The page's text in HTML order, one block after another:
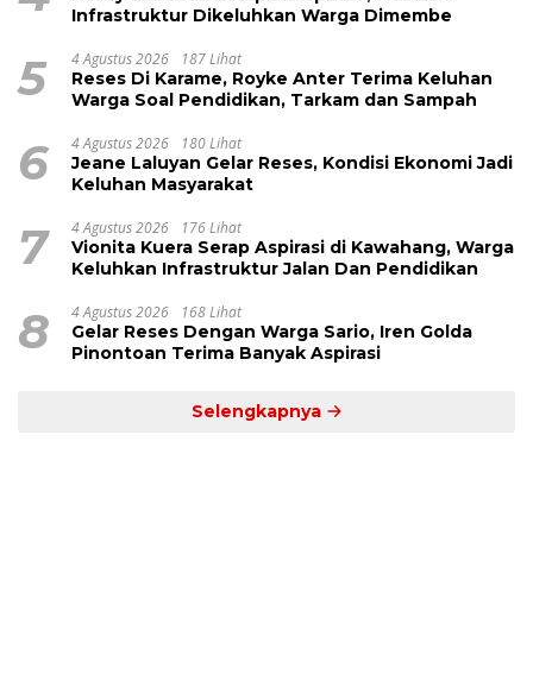
Infrastruktur Dikeluhkan Warga Dimembe
5 4 Agustus 2026 187 Lihat
Reses Di Karame, Royke Anter Terima Keluhan
Warga Soal Pendidikan, Tarkam dan Sampah
6 4 Agustus 2026 180 Lihat
Jeane Laluyan Gelar Reses, Kondisi Ekonomi Jadi
Keluhan Masyarakat
7 4 Agustus 2026 176 Lihat
Vionita Kuera Serap Aspirasi di Kawahang, Warga
Keluhkan Infrastruktur Jalan Dan Pendidikan
8 4 Agustus 2026 168 Lihat
Gelar Reses Dengan Warga Sario, Iren Golda
Pinontoan Terima Banyak Aspirasi
Selengkapnya